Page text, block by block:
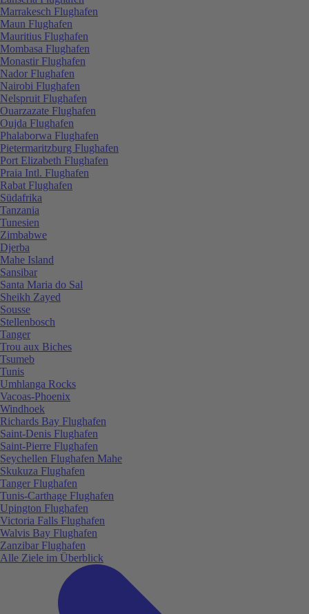
Marrakesch Flughafen
Maun Flughafen
Mauritius Flughafen
Mombasa Flughafen
Monastir Flughafen
Nador Flughafen
Nairobi Flughafen
Nelspruit Flughafen
Ouarzazate Flughafen
Oujda Flughafen
Phalaborwa Flughafen
Pietermaritzburg Flughafen
Port Elizabeth Flughafen
Praia Intl. Flughafen
Rabat Flughafen
Südafrika
Tanzania
Tunesien
Zimbabwe
Djerba
Mahe Island
Sansibar
Santa Maria do Sal
Sheikh Zayed
Sousse
Stellenbosch
Tanger
Trou aux Biches
Tsumeb
Tunis
Umhlanga Rocks
Vacoas-Phoenix
Windhoek
Richards Bay Flughafen
Saint-Denis Flughafen
Saint-Pierre Flughafen
Seychellen Flughafen Mahe
Skukuza Flughafen
Tanger Flughafen
Tunis-Carthage Flughafen
Upington Flughafen
Victoria Falls Flughafen
Walvis Bay Flughafen
Zanzibar Flughafen
Alle Ziele im Überblick